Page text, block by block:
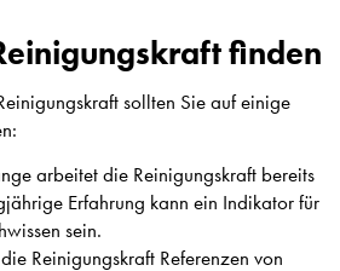
finden
sollten Sie auf einige
arbeitet die Reinigungskraft bereits
Erfahrung kann ein Indikator für
sein.
Reinigungskraft Referenzen von